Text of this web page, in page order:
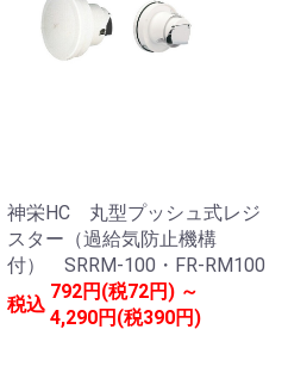
神栄HC 丸型プッシュ式レジ
スター（過給気防止機構
付） SRRM-100・FR-RM100
税込
792円(税72円) ～
4,290円(税390円)